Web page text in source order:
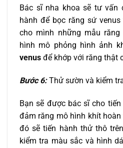
Bác sĩ nha khoa sẽ tư vấn
hành để bọc răng sứ
cho mình những mẫu
hình mô phỏng hình ảnh
venus để khớp với răng thật
Bước 6: Thử sườn và kiểm
Bạn sẽ được bác sĩ cho
đảm răng mô hình khít
đó sẽ tiến hành thử thô
kiểm tra màu sắc và hình